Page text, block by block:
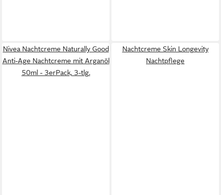
Nivea Nachtcreme Naturally Good
Anti-Age Nachtcreme mit Arganöl
50ml - 3erPack, 3-tlg.
Nachtcreme Skin Longevity
Nachtpflege